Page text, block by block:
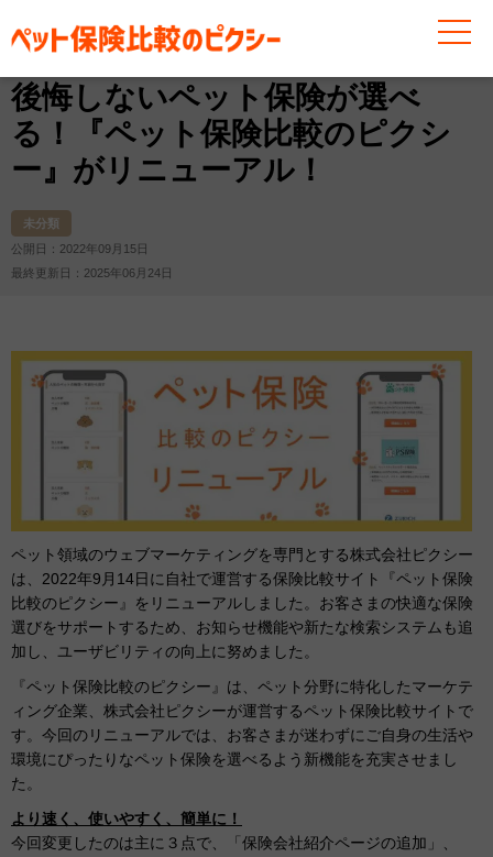
お役立ち情報 未分類 後悔しないペット保険が選べる
後悔しないペット保険が選べ
る！『ペット保険比較のピクシ
ー』がリニューアル！
未分類
公開日：2022年09月15日
最終更新日：2025年06月24日
ペット領域のウェブマーケティングを専門とする株式会社ピクシー
は、2022年9月14日に自社で運営する保険比較サイト『ペット保険
比較のピクシー』をリニューアルしました。お客さまの快適な保険
選びをサポートするため、お知らせ機能や新たな検索システムも追
加し、ユーザビリティの向上に努めました。
『ペット保険比較のピクシー』は、ペット分野に特化したマーケテ
ィング企業、株式会社ピクシーが運営するペット保険比較サイトで
す。今回のリニューアルでは、お客さまが迷わずにご自身の生活や
環境にぴったりなペット保険を選べるよう新機能を充実させまし
た。
より速く、使いやすく、簡単に！
今回変更したのは主に３点で、「保険会社紹介ページの追加」、